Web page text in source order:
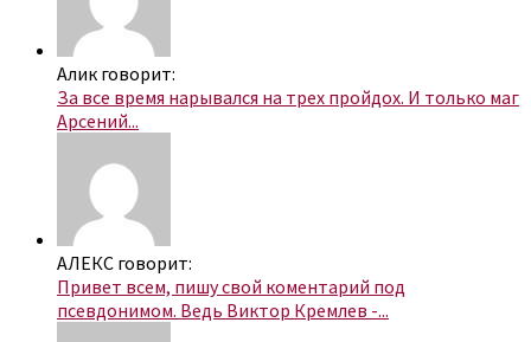
Алик говорит:
За все время нарывался на трех пройдох. И только маг
Арсений...
АЛЕКС говорит:
Привет всем, пишу свой коментарий под
псевдонимом. Ведь Виктор Кремлев -...